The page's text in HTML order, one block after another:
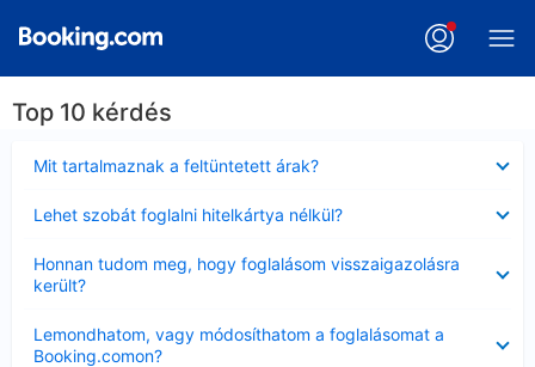
Top 10 kérdés
Mit tartalmaznak a feltüntetett árak?
Lehet szobát foglalni hitelkártya nélkül?
Honnan tudom meg, hogy foglalásom visszaigazolásra
került?
Lemondhatom, vagy módosíthatom a foglalásomat a
Booking.comon?